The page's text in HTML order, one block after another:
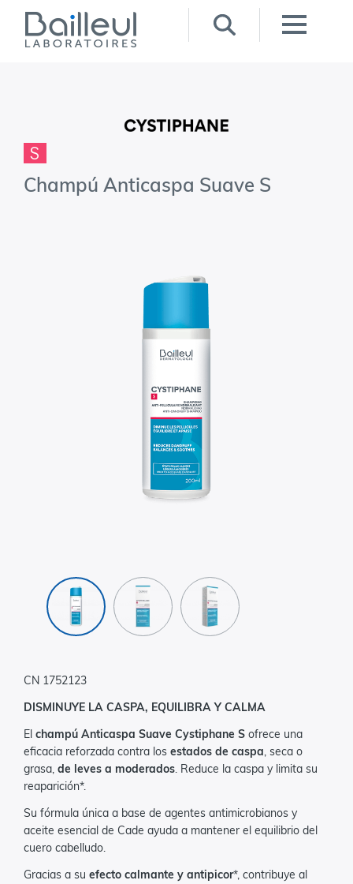
S
Champú Anticaspa Suave S
CN 1752123
DISMINUYE LA CASPA, EQUILIBRA Y CALMA
El champú Anticaspa Suave Cystiphane S ofrece una
eficacia reforzada contra los estados de caspa, seca o
grasa, de leves a moderados. Reduce la caspa y limita su
reaparición*.
Su fórmula única a base de agentes antimicrobianos y
aceite esencial de Cade ayuda a mantener el equilibrio del
cuero cabelludo.
Gracias a su efecto calmante y antipicor*, contribuye al